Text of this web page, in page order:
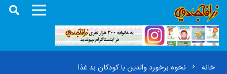
خانه chevron_right نحوه برخورد والدین با کودکان بد غذا